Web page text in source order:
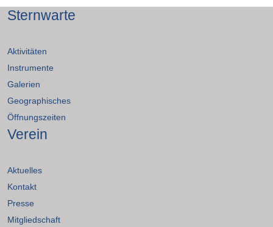
Sternwarte
Aktivitäten
Instrumente
Galerien
Geographisches
Öffnungszeiten
Verein
Aktuelles
Kontakt
Presse
Mitgliedschaft